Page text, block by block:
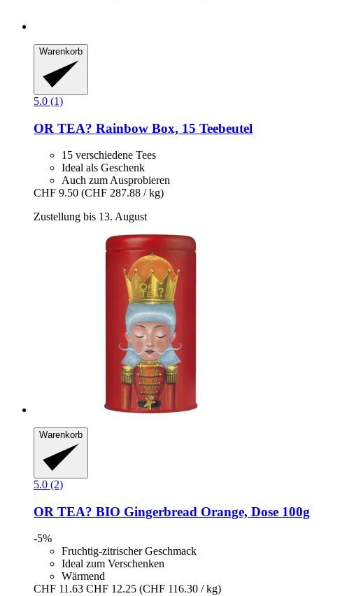
Warenkorb
5.0 (1)
OR TEA? Rainbow Box, 15 Teebeutel
15 verschiedene Tees
Ideal als Geschenk
Auch zum Ausprobieren
CHF 9.50 (CHF 287.88 / kg)
Zustellung bis 13. August
Warenkorb
5.0 (2)
OR TEA? BIO Gingerbread Orange, Dose 100g
-5%
Fruchtig-zitrischer Geschmack
Ideal zum Verschenken
Wärmend
CHF 11.63 CHF 12.25 (CHF 116.30 / kg)